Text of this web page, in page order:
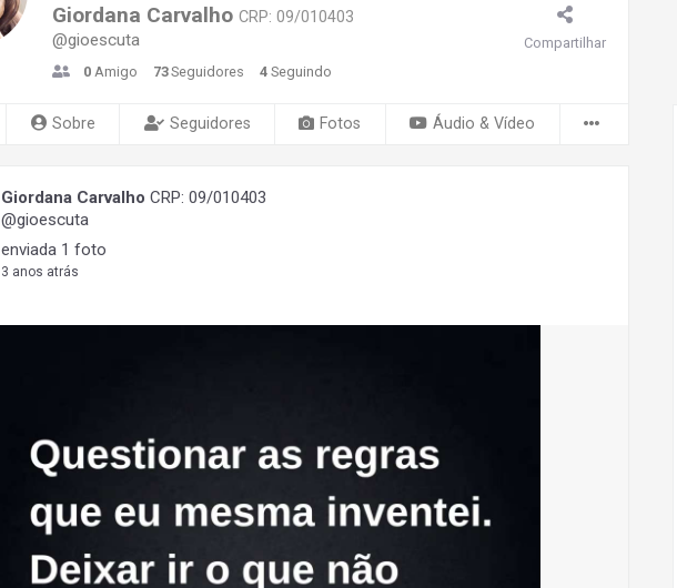
Giordana CarvalhoCRP: 09/010403
@gioescuta
0 Amigo 73Seguidores 4 Seguindo
Compartilhar
Sobre Seguidores Fotos Áudio & Vídeo
Giordana Carvalho CRP: 09/010403
@gioescuta
enviada 1 foto
3 anos atrás